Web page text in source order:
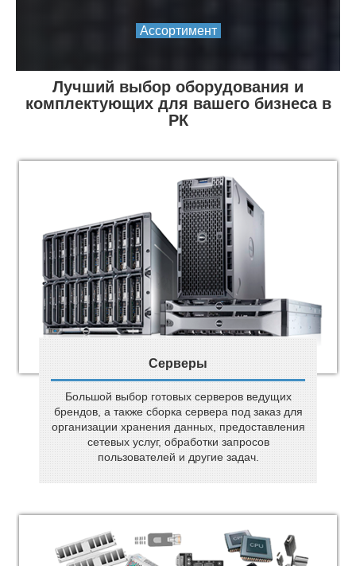
Ассортимент
Лучший выбор оборудования и
комплектующих для вашего бизнеса в
РК
Серверы
Большой выбор готовых серверов ведущих
брендов, а также сборка сервера под заказ для
организации хранения данных, предоставления
сетевых услуг, обработки запросов
пользователей и другие задач.